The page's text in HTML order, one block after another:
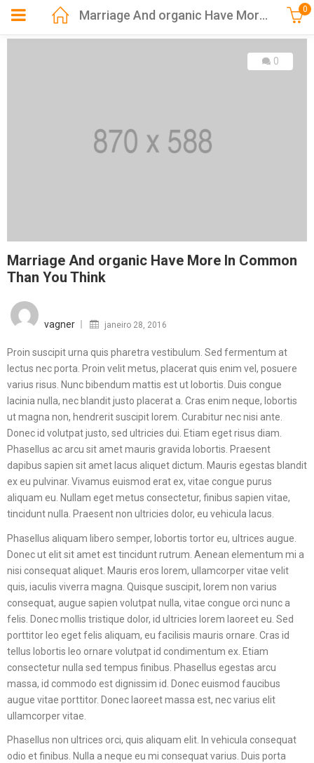
Marriage And organic Have More In Common Than You Think 0
0
Marriage And organic Have More In Common
Than You Think
vagner janeiro 28, 2016
Proin suscipit urna quis pharetra vestibulum. Sed fermentum at
lectus nec porta. Proin velit metus, placerat quis enim vel, posuere
varius risus. Nunc bibendum mattis est ut lobortis. Duis congue
lacinia nulla, nec blandit justo placerat a. Cras enim neque, lobortis
ut magna non, hendrerit suscipit lorem. Curabitur nec nisi ante.
Donec id volutpat justo, sed ultricies dui. Etiam eget risus diam.
Phasellus ac arcu sit amet mauris gravida lobortis. Praesent
dapibus sapien sit amet lacus aliquet dictum. Mauris egestas blandit
ex eu pulvinar. Vivamus euismod erat ex, vitae congue purus
aliquam eu. Nullam eget metus consectetur, finibus sapien vitae,
tincidunt nulla. Praesent non ultricies dolor, eu vehicula lacus.
Phasellus aliquam libero semper, lobortis tortor eu, ultrices augue.
Donec ut elit sit amet est tincidunt rutrum. Aenean elementum mi a
nisi consequat aliquet. Mauris eros lorem, ullamcorper vitae velit
quis, iaculis viverra magna. Quisque suscipit, lorem non varius
consequat, augue sapien volutpat nulla, vitae congue orci nunc a
felis. Donec mollis tristique dolor, id ultricies lorem laoreet eu. Sed
porttitor leo eget felis aliquam, eu facilisis mauris ornare. Cras id
tellus lobortis leo ornare volutpat id condimentum ex. Etiam
consectetur nulla sed tempus finibus. Phasellus egestas arcu
massa, id commodo est dignissim id. Donec euismod faucibus
augue vitae porttitor. Donec laoreet massa est, nec varius elit
ullamcorper vitae.
Phasellus non ultrices orci, quis aliquam elit. In vehicula consequat
odio et finibus. Nulla a neque eu mi consequat varius. Duis porta